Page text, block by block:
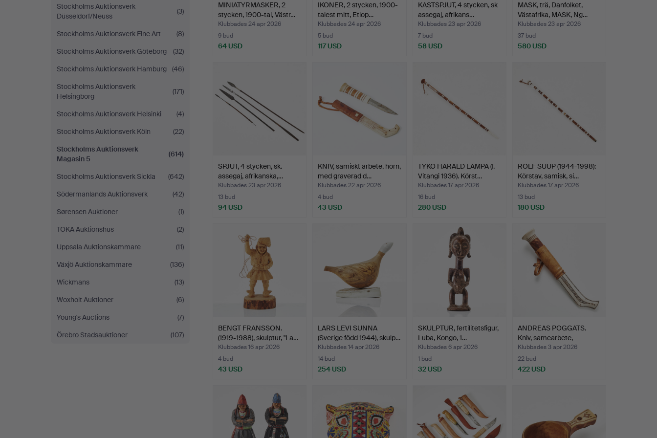
Stockholms Auktionsverk
Düsseldorf/Neuss
(3)
Stockholms Auktionsverk Fine Art
(8)
Stockholms Auktionsverk Göteborg
(32)
Stockholms Auktionsverk Hamburg
(46)
Stockholms Auktionsverk
Helsingborg
(171)
Stockholms Auktionsverk Helsinki
(4)
Stockholms Auktionsverk Köln
(22)
Stockholms Auktionsverk
Magasin 5
(614)
Stockholms Auktionsverk Sickla
(642)
Södermanlands Auktionsverk
(42)
Sørensen Auktioner
(1)
TOKA Auktionshus
(2)
Uppsala Auktionskammare
(11)
Växjö Auktionskammare
(136)
Wickmans
(13)
Woxholt Auktioner
(6)
Young's Auctions
(7)
Örebro Stadsauktioner
(107)
MINIATYRMASKER, 2
stycken, 1900-tal, Västr…
Klubbades 24 apr 2026
9 bud
64 USD
IKONER, 2 stycken, 1900-
talest mitt, Etiop…
Klubbades 24 apr 2026
5 bud
117 USD
KASTSPJUT, 4 stycken, sk
assegaj, afrikans…
Klubbades 23 apr 2026
7 bud
58 USD
MASK, trä, Danfolket,
Västafrika, MASK, Ng…
Klubbades 23 apr 2026
37 bud
580 USD
SPJUT, 4 stycken, sk.
assegaj, afrikanska,…
Klubbades 23 apr 2026
13 bud
94 USD
KNIV, samiskt arbete, horn,
med graverad d…
Klubbades 22 apr 2026
4 bud
43 USD
TYKO HARALD LAMPA (f.
Vitangi 1936). Körst…
Klubbades 17 apr 2026
16 bud
280 USD
ROLF SUUP (1944-1998):
Körstav, samisk, si…
Klubbades 17 apr 2026
13 bud
180 USD
BENGT FRANSSON.
(1919-1988), skulptur, "La…
Klubbades 16 apr 2026
4 bud
43 USD
LARS LEVI SUNNA
(Sverige född 1944), skulp…
Klubbades 14 apr 2026
14 bud
254 USD
SKULPTUR, fertilitetsfigur,
Luba, Kongo, 1…
Klubbades 6 apr 2026
1 bud
32 USD
ANDREAS POGGATS.
Kniv, samearbete,
renhorn…
Klubbades 3 apr 2026
22 bud
422 USD